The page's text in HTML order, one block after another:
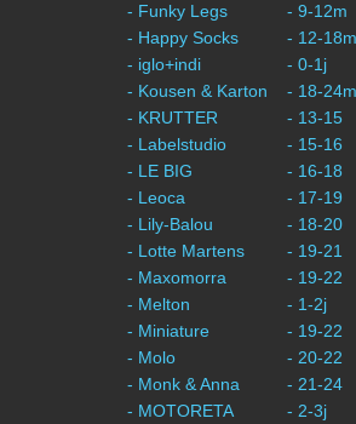
- Funky Legs
- Happy Socks
- iglo+indi
- Kousen & Karton
- KRUTTER
- Labelstudio
- LE BIG
- Leoca
- Lily-Balou
- Lotte Martens
- Maxomorra
- Melton
- Miniature
- Molo
- Monk & Anna
- MOTORETA
- 9-12m
- 12-18m
- 0-1j
- 18-24m
- 13-15
- 15-16
- 16-18
- 17-19
- 18-20
- 19-21
- 19-22
- 1-2j
- 19-22
- 20-22
- 21-24
- 2-3j